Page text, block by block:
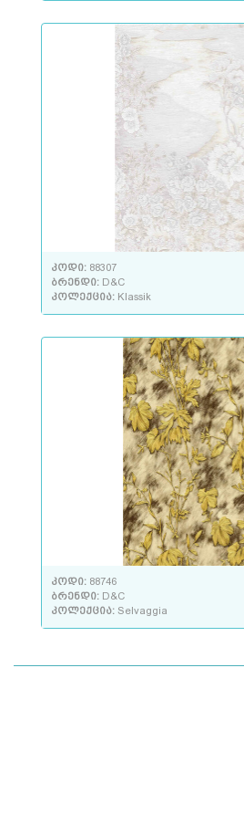
კოდი: 88307
ბრენდი: D&C
კოლექცია: Klassik
კოდი: 88746
ბრენდი: D&C
კოლექცია: Selvaggia